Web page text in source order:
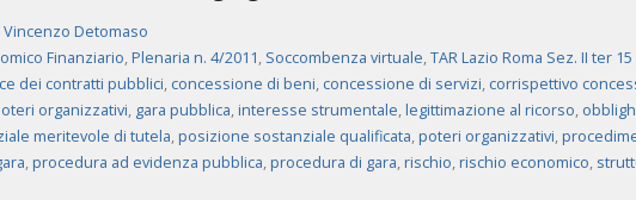
Vincenzo Detomaso
Finanziario,Plenaria n. 4/2011, Soccombenza virtuale,TAR Lazio Roma Sez. II ter
dei contratti pubblici, concessione di beni, concessione di servizi, corrispettivo
organizzativi, gara pubblica,interesse strumentale,legittimazione al ricorso,
meritevole di tutela,posizione sostanziale qualificata,poteri organizzativi,
,procedura ad evidenza pubblica,procedura di gara,rischio,rischio economico,